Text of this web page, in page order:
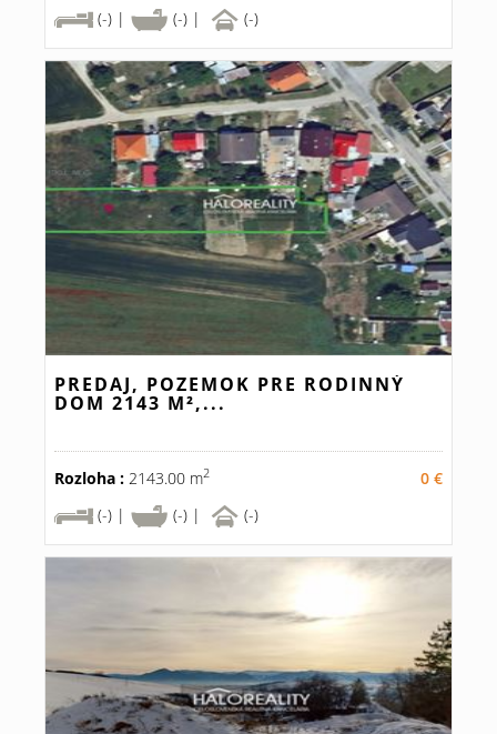
(-) |
(-) | (-)
PREDAJ, POZEMOK PRE RODINNÝ
DOM 2143 M²,...
Rozloha : 2143.00 m2
0 €
(-) |
(-) | (-)